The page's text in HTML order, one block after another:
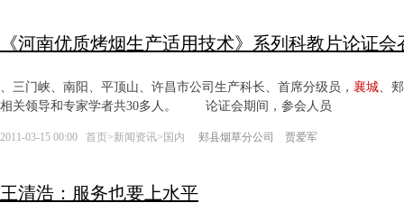
《河南优质烤烟生产适用技术》系列科教片论证会
、三门峡、南阳、平顶山、许昌市公司生产科长、首席分级员， 襄城、
相关领导和专家学者共30多人。 论证会期间，参会人员
2011-03-15 00:00 首页>新闻资讯> 国内 郏县烟草分公司 贾爱军
王清浩：服务也要上水平